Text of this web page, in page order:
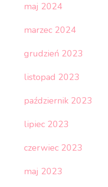
maj 2024
marzec 2024
grudzień 2023
listopad 2023
październik 2023
lipiec 2023
czerwiec 2023
maj 2023